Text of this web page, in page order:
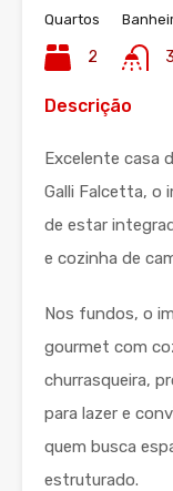
Quartos
2
Descrição
Excelente casa
Galli Falcetta, o
de estar
e cozinha de
Nos fundos, o
gourmet com
churrasqueira,
para lazer e
quem busca
estruturado.